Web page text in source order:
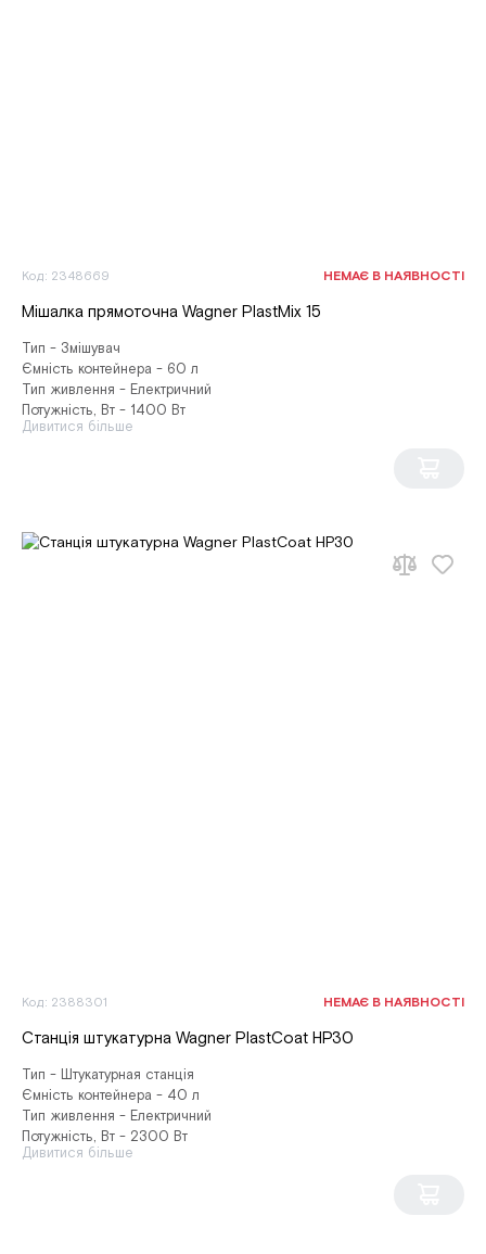
Код: 2348669 НЕМАЄ В НАЯВНОСТІ
Мішалка прямоточна Wagner PlastMix 15
Тип - Змішувач
Ємність контейнера - 60 л
Тип живлення - Електричний
Потужність, Вт - 1400 Вт
Дивитися більше
Код: 2388301 НЕМАЄ В НАЯВНОСТІ
Станція штукатурна Wagner PlastCoat HP30
Тип - Штукатурная станція
Ємність контейнера - 40 л
Тип живлення - Електричний
Потужність, Вт - 2300 Вт
Дивитися більше